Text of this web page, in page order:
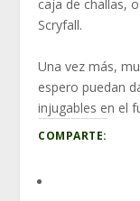
caja de challas,
Scryfall.
Una vez más,
espero puedan
injugables en el
COMPARTE: